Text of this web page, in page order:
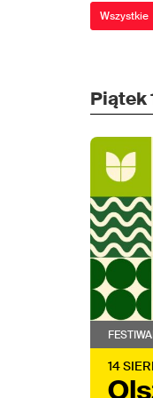
Wszystkie
Piątek
14